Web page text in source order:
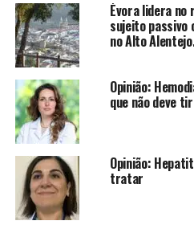
Évora lidera no
sujeito passivo
no Alto
Opinião:
que não deve
Opinião:
tratar